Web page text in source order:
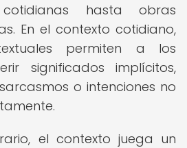
cotidianas hasta obras
En el contexto cotidiano,
permiten a los
significados implícitos,
o intenciones no
el contexto juega un